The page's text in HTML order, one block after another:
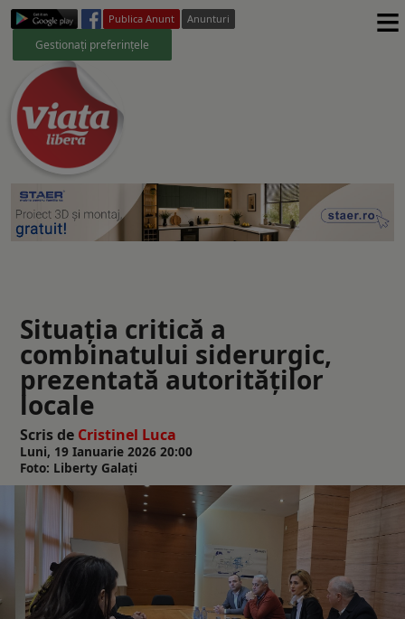
Publica Anunt Anunturi
Gestionați preferințele ≡
Situația critică a
combinatului siderurgic,
prezentată autorităților
locale
Scris de Cristinel Luca
Luni, 19 Ianuarie 2026 20:00
Foto: Liberty Galați